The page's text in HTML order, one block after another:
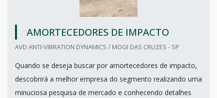
AMORTECEDORES DE IMPACTO
AVD ANTI-VIBRATION DYNAMICS / MOGI DAS CRUZES - SP
Quando se deseja buscar por amortecedores de impacto,
descobrirá a melhor empresa do segmento realizando uma
minuciosa pesquisa de mercado e conhecendo detalhes